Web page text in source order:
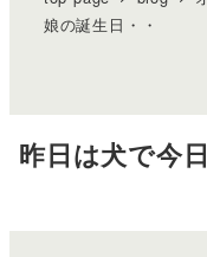
娘の誕生日・・
昨日は犬で今